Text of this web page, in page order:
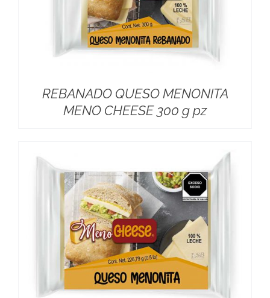
REBANADO QUESO MENONITA
MENO CHEESE 300 g pz